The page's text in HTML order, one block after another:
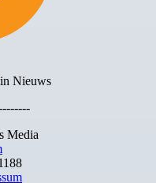
Nieuws
Media